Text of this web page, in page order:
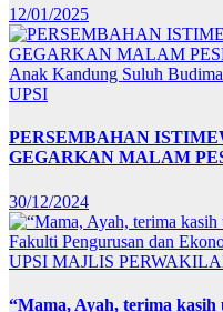
12/01/2025
Anak Kandung Suluh
UPSI
PERSEMBAHAN
GEGARKAN MALAM
30/12/2024
Fakulti Pengurusan dan
UPSI MAJLIS
“Mama, Ayah, terima